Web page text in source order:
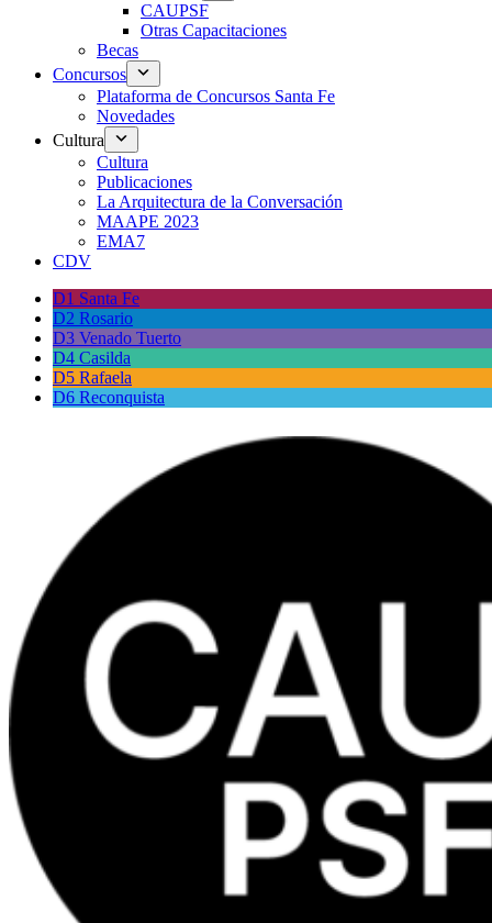
CAUPSF
Otras Capacitaciones
Becas
Concursos
Plataforma de Concursos Santa Fe
Novedades
Cultura
Cultura
Publicaciones
La Arquitectura de la Conversación
MAAPE 2023
EMA7
CDV
D1 Santa Fe
D2 Rosario
D3 Venado Tuerto
D4 Casilda
D5 Rafaela
D6 Reconquista